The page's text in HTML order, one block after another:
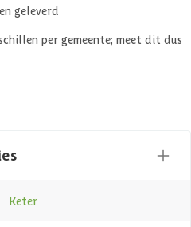
geleverd
per gemeente; meet dit dus
Keter